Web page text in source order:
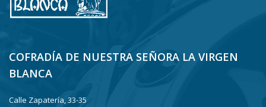
COFRADÍA DE NUESTRA SEÑORA LA VIRGEN
BLANCA
Calle Zapatería, 33-35